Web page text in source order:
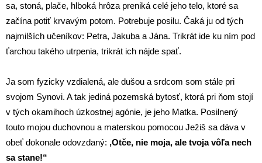
sa, stoná, plače, hlboká hrôza preniká celé jeho telo, ktoré sa
začína potiť krvavým potom. Potrebuje posilu. Čaká ju od tých
najmilších učeníkov: Petra, Jakuba a Jána. Trikrát ide ku ním pod
ťarchou takého utrpenia, trikrát ich nájde spať.
Ja som fyzicky vzdialená, ale dušou a srdcom som stále pri
svojom Synovi. A tak jediná pozemská bytosť, ktorá pri ňom stojí
v tých okamihoch úzkostnej agónie, je jeho Matka. Posilnený
touto mojou duchovnou a materskou pomocou Ježiš sa dáva v
obeť dokonale odovzdaný: ,Otče, nie moja, ale tvoja vôľa nech
sa stane!“